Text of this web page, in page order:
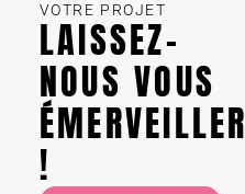
VOTRE PROJET
LAISSEZ-
NOUS VOUS
ÉMERVEILLER
!